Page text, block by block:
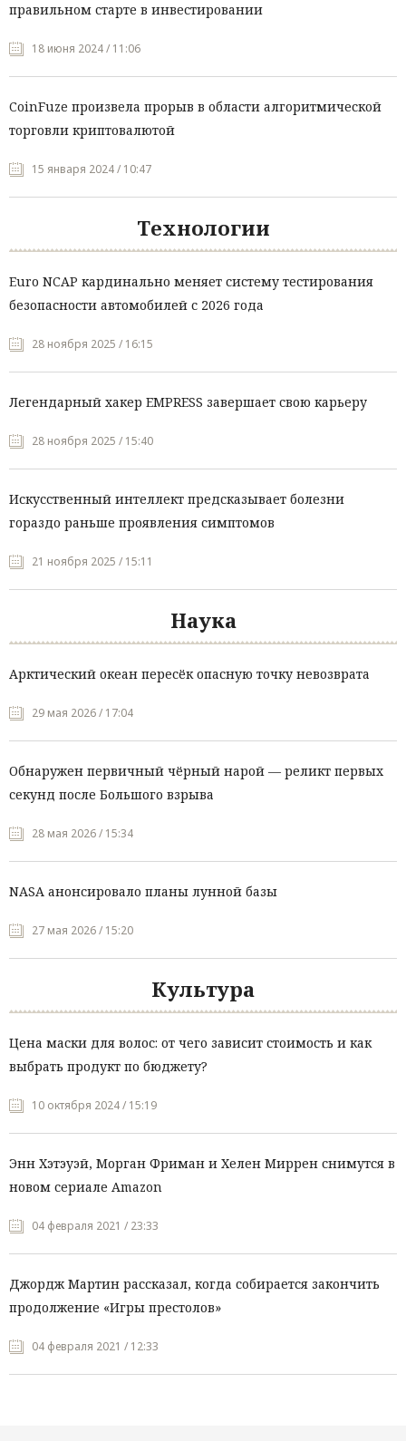
правильном старте в инвестировании
18 июня 2024 / 11:06
CoinFuze произвела прорыв в области алгоритмической
торговли криптовалютой
15 января 2024 / 10:47
Технологии
Euro NCAP кардинально меняет систему тестирования
безопасности автомобилей с 2026 года
28 ноября 2025 / 16:15
Легендарный хакер EMPRESS завершает свою карьеру
28 ноября 2025 / 15:40
Искусственный интеллект предсказывает болезни
гораздо раньше проявления симптомов
21 ноября 2025 / 15:11
Наука
Арктический океан пересёк опасную точку невозврата
29 мая 2026 / 17:04
Обнаружен первичный чёрный нарой — реликт первых
секунд после Большого взрыва
28 мая 2026 / 15:34
NASA анонсировало планы лунной базы
27 мая 2026 / 15:20
Культура
Цена маски для волос: от чего зависит стоимость и как
выбрать продукт по бюджету?
10 октября 2024 / 15:19
Энн Хэтэуэй, Морган Фриман и Хелен Миррен снимутся в
новом сериале Amazon
04 февраля 2021 / 23:33
Джордж Мартин рассказал, когда собирается закончить
продолжение «Игры престолов»
04 февраля 2021 / 12:33